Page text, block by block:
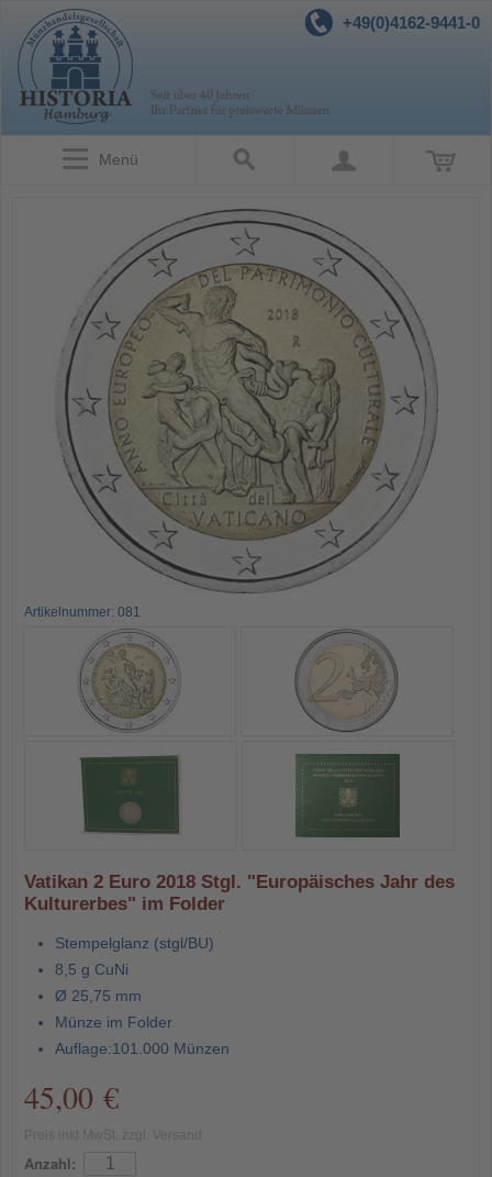
+49(0)4162-9441-0
Menü
Artikelnummer: 081
Vatikan 2 Euro 2018 Stgl. "Europäisches Jahr des
Kulturerbes" im Folder
Stempelglanz (stgl/BU)
8,5 g CuNi
Ø 25,75 mm
Münze im Folder
Auflage:101.000 Münzen
45,00 €
Anzahl: